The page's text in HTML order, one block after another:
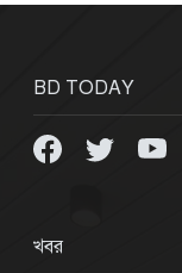
BD TODAY
খবর